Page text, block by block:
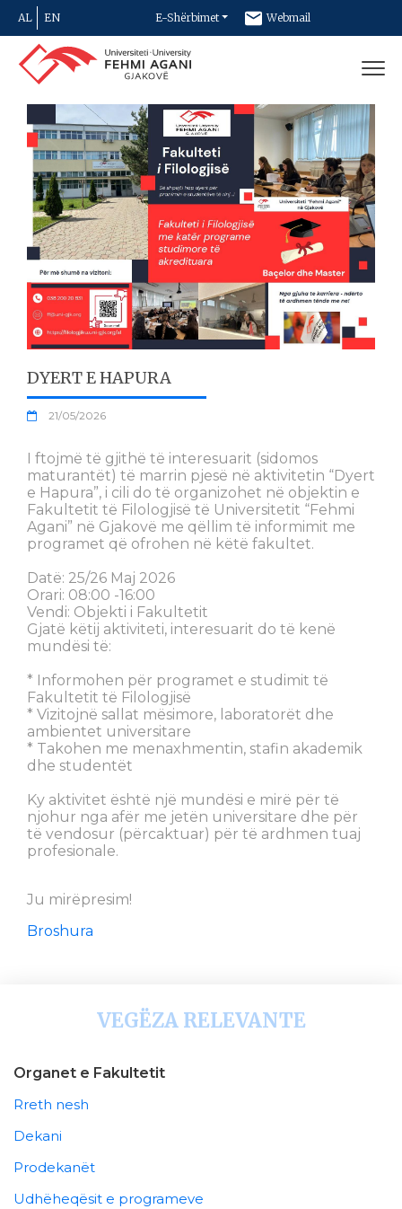
AL EN E-Shërbimet Webmail
Newsletter
DYERT E HAPURA
21/05/2026
I ftojmë të gjithë të interesuarit (sidomos
maturantët) të marrin pjesë në aktivitetin “Dyert
e Hapura”, i cili do të organizohet në objektin e
Fakultetit të Filologjisë të Universitetit “Fehmi
Agani” në Gjakovë me qëllim të informimit me
programet që ofrohen në këtë fakultet.
Datë: 25/26 Maj 2026
Orari: 08:00 -16:00
Vendi: Objekti i Fakultetit
Gjatë këtij aktiviteti, interesuarit do të kenë
mundësi të:
* Informohen për programet e studimit të
Fakultetit të Filologjisë
* Vizitojnë sallat mësimore, laboratorët dhe
ambientet universitare
* Takohen me menaxhmentin, stafin akademik
dhe studentët
Ky aktivitet është një mundësi e mirë për të
njohur nga afër me jetën universitare dhe për
të vendosur (përcaktuar) për të ardhmen tuaj
profesionale.
Ju mirëpresim!
Broshura
VEGËZA RELEVANTE
Organet e Fakultetit
Rreth nesh
Dekani
Prodekanët
Udhëheqësit e programeve